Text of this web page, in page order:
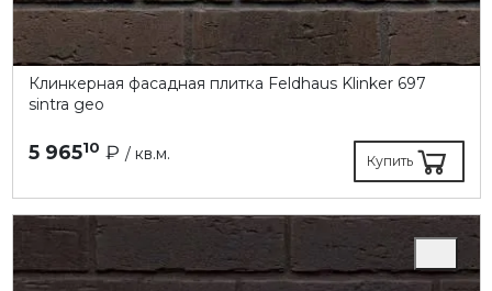
Клинкерная фасадная плитка Feldhaus Klinker 697
sintra geo
5 96510 ₽ / кв.м. Купить